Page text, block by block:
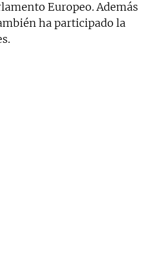
Europeo. Además
ha participado la